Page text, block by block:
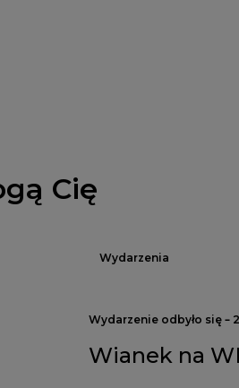
Cię
Wydarzenia
Wydarzenie odbyło się –
Wianek na